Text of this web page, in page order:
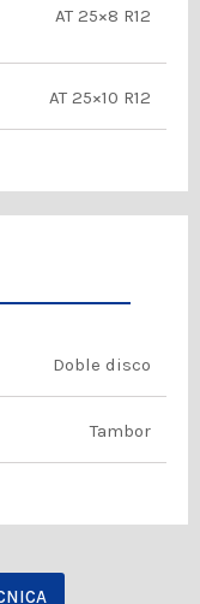
AT 25×8 R12
AT 25×10 R12
Doble disco
Tambor